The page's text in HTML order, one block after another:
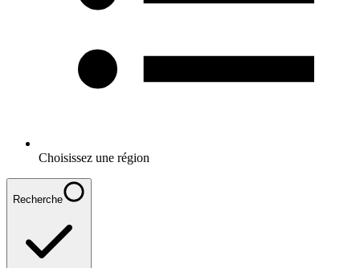
Choisissez une région
Recherche